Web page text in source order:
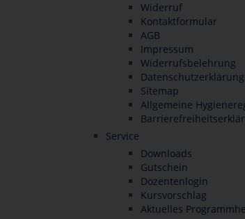
Widerruf
Kontaktformular
AGB
Impressum
Widerrufsbelehrung
Datenschutzerklärung
Sitemap
Allgemeine
Service
Downloads
Gutschein
Dozentenlogin
Kursvorschlag
Aktuelles